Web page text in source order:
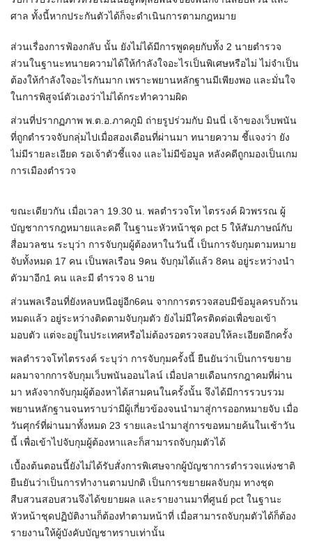
ศาล ทั้งนี้หากประกันตัวได้ก็จะดำเนินการตามกฎหมาย
ส่วนเรื่องการฟ้องกลับ นั้น ยังไม่ได้มีการพูดคุยกับทั้ง 2 นายตำรวจ
ส่วนในฐานะทนายความได้ให้กำลังใจอะไรเป็นพิเศษหรือไม่ ไม่จำเป็น
ต้องให้กำลังใจอะไรกันมาก เพราะพยานหลักฐานมีเพียงพอ และมั่นใจ
ในการพิสูจน์ตัวเองว่าไม่ได้กระทำความผิด
ส่วนที่ปรากฏภาพ พ.ต.อ.ภาคภูมิ ถ่ายรูปร่วมกับ มินนี่ เจ้าของเว็บพนัน
ที่ถูกตำรวจจับกลุ่มไปเมื่อสองเดือนที่ผ่านมา ทนายความ ชี้แจงว่า ยัง
ไม่มีรายละเอียด รอเจ้าตัวชี้แจง และไม่มีข้อมูล หลังคดีถูกมองเป็นเกม
การเมืองตำรวจ
ขณะเดียวกัน เมื่อเวลา 19.30 น. พลตำรวจโท ไตรรงค์ ผิวพรรณ ผู้
บัญชาการกฎหมายและคดี ในฐานะหัวหน้าชุด pct 5 ให้สัมภาษณ์กับ
สื่อมวลชน ระบุว่า การจับกุมผู้ต้องหาในวันนี้ เป็นการจับกุมตามหมาย
จับทั้งหมด 17 คน เป็นพลเรือน 9คน จับกุมได้แล้ว 8คน อยู่ระหว่างนำ
ตัวมาอีก1 คน และมี ตำรวจ 8 นาย
ส่วนพลเรือนที่ยังหลบหนีอยู่อีก6คน จากการตรวจสอบมีข้อมูลครบถ้วน
หมดแล้ว อยู่ระหว่างติดตามจับกุมตัว ยังไม่มีใครติดต่อเพื่อขอเข้า
มอบตัว แต่จะอยู่ในประเทศหรือไม่ต้องรอตรวจสอบให้ละเอียดอีกครั้ง
พลตำรวจโทไตรรงค์ ระบุว่า การจับกุมครั้งนี้ ยืนยันว่าเป็นการขยาย
ผลมาจากการจับกุมเว็บพนันออนไลน์ เมื่อปลายเดือนกรกฎาคมที่ผ่าน
มา หลังจากจับกุมผู้ต้องหาได้สามคนในครั้งนั้น จึงได้มีการรวบรวม
พยานหลักฐานจนทราบว่ามีผู้เกี่ยวข้องจนนำมาสู่การออกหมายจับ เมื่อ
วันศุกร์ที่ผ่านมาทั้งหมด 23 รายและนำมาสู่การขอหมายค้นในเช้าวัน
นี้ เพื่อเข้าไปจับกุมผู้ต้องหาและก็สามารถจับกุมตัวได้
เบื้องต้นตอนนี้ยังไม่ได้รับสั่งการพิเศษจากผู้บัญชาการตำรวจแห่งชาติ
ยืนยันว่าเป็นการทำงานตามปกติ เป็นการขยายผลจับกุม ทางชุด
สืบสวนสอบสวนจึงได้ขยายผล และรายงานมาที่ศูนย์ pct ในฐานะ
หัวหน้าชุดปฏิบัติงานก็ต้องทำตามหน้าที่ เมื่อสามารถจับกุมตัวได้ก็ต้อง
รายงานให้ผู้บังคับบัญชาทราบเท่านั้น